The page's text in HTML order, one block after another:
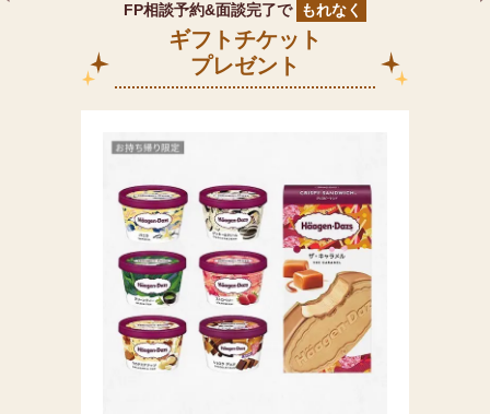
FP相談予約&面談完了で もれなく
ギフトチケット
プレゼント